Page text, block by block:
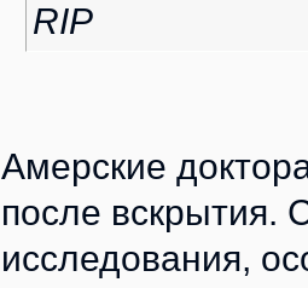
RIP
Амерские
после вскрытия.
исследования,